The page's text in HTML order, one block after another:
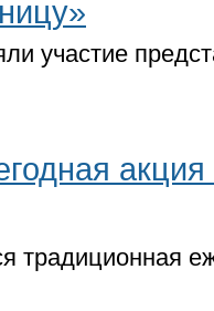
участие
традиционная